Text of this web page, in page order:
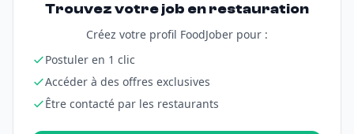
Trouvez votre job en restauration
Créez votre profil FoodJober pour :
Postuler en 1 clic
Accéder à des offres exclusives
Être contacté par les restaurants